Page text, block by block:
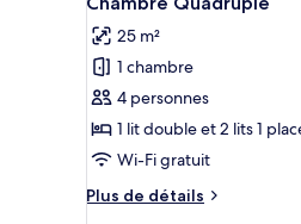
(2
people)
toutes
les
photos
pour
ce
type
chambre :
25 m²
1 chambre
4 personnes
1 lit double et 2 lits 1
Wi-Fi gratuit
Plus de détails
Plus